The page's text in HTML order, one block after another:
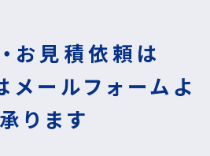
お見積依頼は
メールフォームよ
承ります